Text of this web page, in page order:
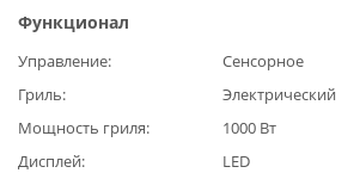
Функционал
Управление
Сенсорное
Гриль
Электрический
Мощность гриля
1000 Вт
Дисплей
LED